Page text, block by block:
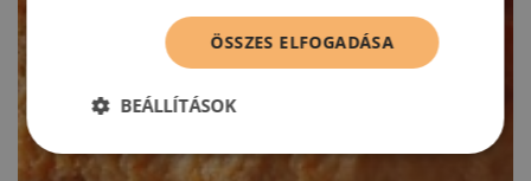
ÖSSZES ELFOGADÁSA
BEÁLLÍTÁSOK